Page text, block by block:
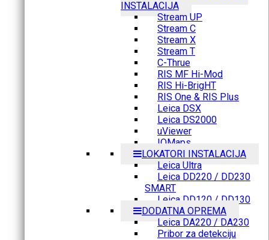
INSTALACIJA
Stream UP
Stream C
Stream X
Stream T
C-Thrue
RIS MF Hi-Mod
RIS Hi-BrigHT
RIS One & RIS Plus
Leica DSX
Leica DS2000
uViewer
IQMaps
LOKATORI INSTALACIJA
Leica Ultra
Leica DD220 / DD230
SMART
Leica DD120 / DD130
DODATNA OPREMA
Leica DA220 / DA230
Pribor za detekciju